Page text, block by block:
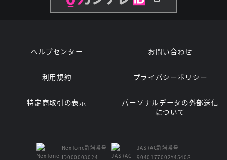
ヘルプセンター お問い合わせ
利用規約 プライバシーポリシー
特定商取引の表示
パーソナルデータの外部送信
について
NexTone許諾番号
ID000003024
JASRAC許諾番号
9040177002Y45408